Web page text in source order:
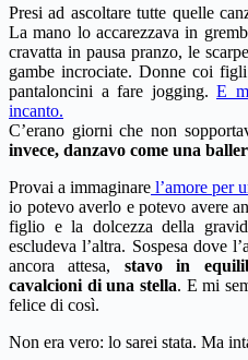
Presi ad ascoltare tutte quelle
La mano lo accarezzava in
cravatta in pausa pranzo, le
gambe incrociate. Donne coi
pantaloncini a fare jogging. E
incanto.
C’erano giorni che non
invece, danzavo come una
Provai a immaginare l’amore per
io potevo averlo e potevo avere
figlio e la dolcezza della
escludeva l’altra. Sospesa dove
ancora attesa, stavo in
cavalcioni di una stella. E mi
felice di così.
Non era vero: lo sarei stata. Ma